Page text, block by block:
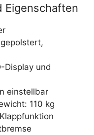
Eigenschaften
Display und
einstellbar
110 kg